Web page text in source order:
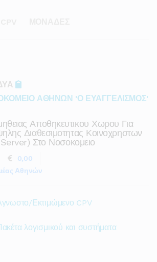
ΑΘΗΝΩΝ 'Ο ΕΥΑΓΓΕΛΙΣΜΟΣ'
Αποθηκευτικου Χωρου Για
Διαθεσιμοτητας Κοινοχρηστων
Στο Νοσοκομειο
0,00
Αθηνών
Εκτιμώμενο CPV
λογισμικού και συστήματα